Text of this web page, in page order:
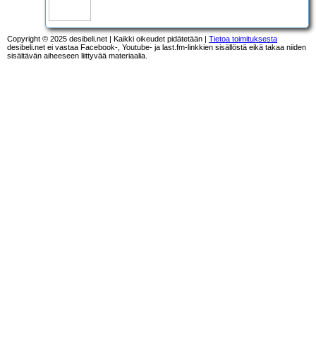
Copyright © 2025 desibeli.net | Kaikki oikeudet pidätetään | Tietoa toimituksesta
desibeli.net ei vastaa Facebook-, Youtube- ja last.fm-linkkien sisällöstä eikä takaa niiden
sisältävän aiheeseen liittyvää materiaalia.